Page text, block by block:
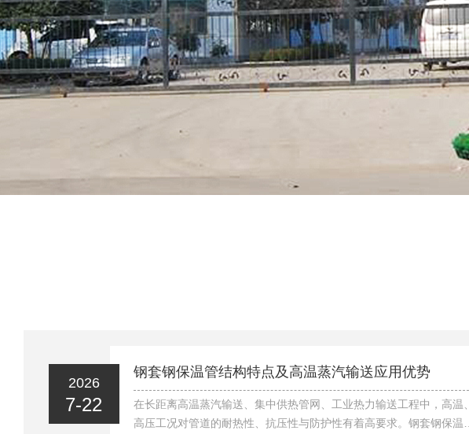
2026
7-22
钢套钢保温管结构特点及高温蒸汽输送应用优势
在长距离高温蒸汽输送、集中供热管网、工业热力输送工程中，高温、
高压工况对管道的耐热性、抗压性与防护性有着高要求。钢套钢保温管